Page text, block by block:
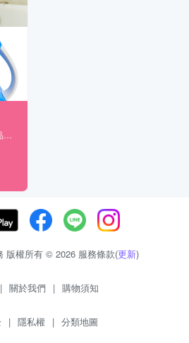
版權所有 © 2026 服務條款(更新)
| 關於我們 | 購物須知
| 隱私權 | 分類地圖